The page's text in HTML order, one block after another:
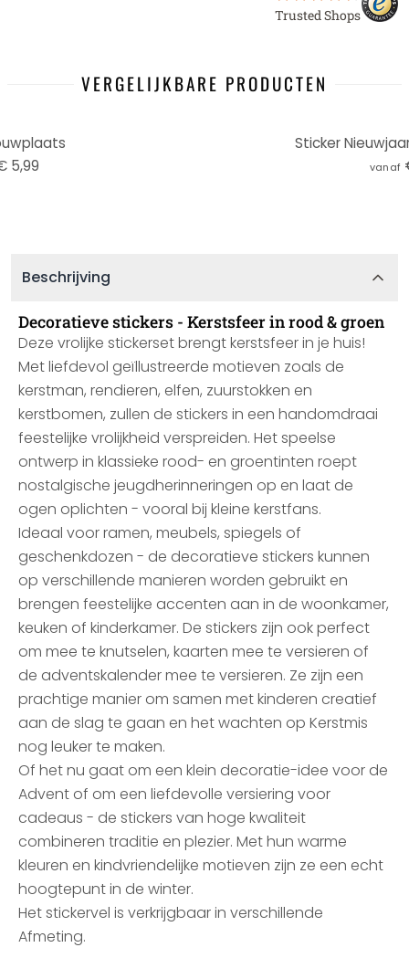
Trusted Shops
VERGELIJKBARE PRODUCTEN
5,99
Sticker
vanaf
Beschrijving
Decoratieve stickers - Kerstsfeer in rood & groen
Deze vrolijke stickerset brengt kerstsfeer in je huis!
Met liefdevol geïllustreerde motieven zoals de
kerstman, rendieren, elfen, zuurstokken en
kerstbomen, zullen de stickers in een handomdraai
feestelijke vrolijkheid verspreiden. Het speelse
ontwerp in klassieke rood- en groentinten roept
nostalgische jeugdherinneringen op en laat de
ogen oplichten - vooral bij kleine kerstfans.
Ideaal voor ramen, meubels, spiegels of
geschenkdozen - de decoratieve stickers kunnen
op verschillende manieren worden gebruikt en
brengen feestelijke accenten aan in de woonkamer,
keuken of kinderkamer. De stickers zijn ook perfect
om mee te knutselen, kaarten mee te versieren of
de adventskalender mee te versieren. Ze zijn een
prachtige manier om samen met kinderen creatief
aan de slag te gaan en het wachten op Kerstmis
nog leuker te maken.
Of het nu gaat om een klein decoratie-idee voor de
Advent of om een liefdevolle versiering voor
cadeaus - de stickers van hoge kwaliteit
combineren traditie en plezier. Met hun warme
kleuren en kindvriendelijke motieven zijn ze een echt
hoogtepunt in de winter.
Het stickervel is verkrijgbaar in verschillende
Afmeting.